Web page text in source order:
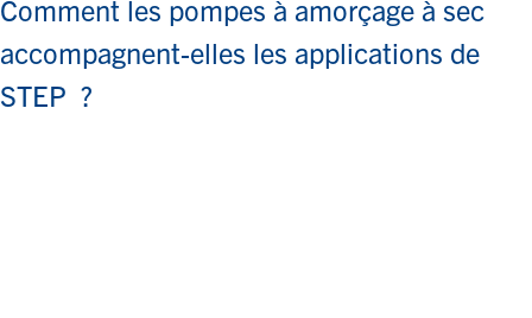
Comment les pompes à amorçage à sec
accompagnent-elles les applications de
STEP ?